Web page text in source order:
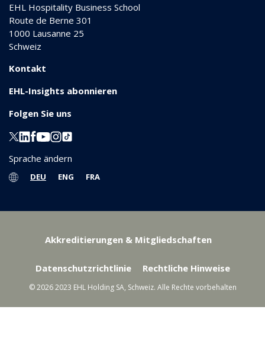
EHL Hospitality Business School
Route de Berne 301
1000 Lausanne 25
Schweiz
Kontakt
EHL-Insights abonnieren
Folgen Sie uns
Sprache ändern
DEU ENG FRA
Akkreditierungen & Mitgliedschaften
Datenschutzrichtlinie Rechtliche Hinweise
© 2026 2023 EHL Holding SA, Schweiz. Alle Rechte vorbehalten